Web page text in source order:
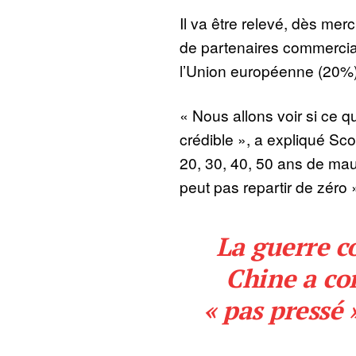
Il va être relevé, dès
de partenaires
l’Union européenne
« Nous allons voir si ce
crédible », a expliqué
20, 30, 40, 50 ans de
peut pas repartir de zéro
La guerre
Chine a
« pas